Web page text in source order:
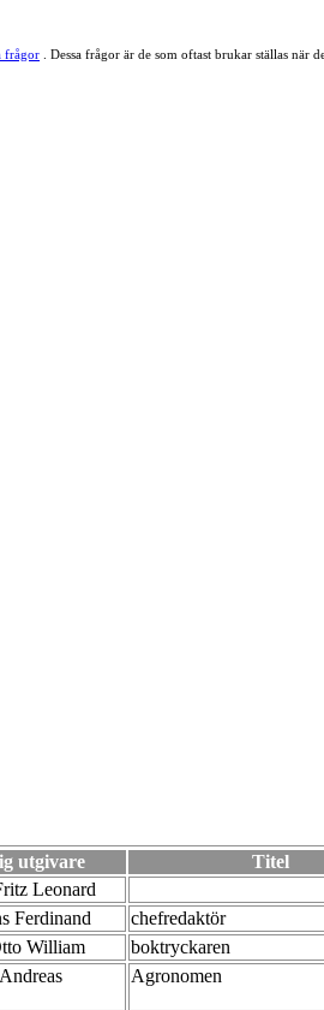
frågor . Dessa frågor är de som oftast brukar ställas
utgivare Titel
Leonard
Ferdinand chefredaktör
William boktryckaren
Agronomen